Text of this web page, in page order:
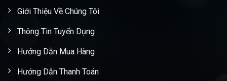
Giới Thiệu Về Chúng Tôi
Thông Tin Tuyển Dụng
Hướng Dẫn Mua Hàng
Hướng Dẫn Thanh Toán